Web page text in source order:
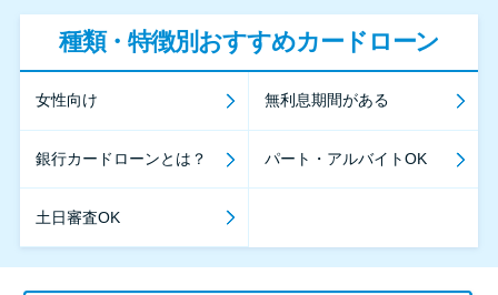
種類・特徴別おすすめカードローン
女性向け 無利息期間がある
銀行カードローンとは？ パート・アルバイトOK
土日審査OK